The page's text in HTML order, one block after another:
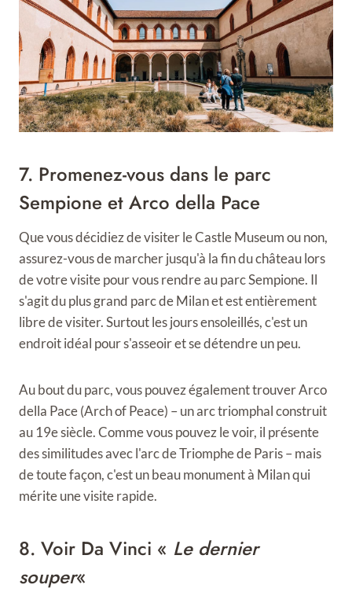
7. Promenez-vous dans le parc
Sempione et Arco della Pace
Que vous décidiez de visiter le Castle Museum ou non,
assurez-vous de marcher jusqu'à la fin du château lors
de votre visite pour vous rendre au parc Sempione. Il
s'agit du plus grand parc de Milan et est entièrement
libre de visiter. Surtout les jours ensoleillés, c'est un
endroit idéal pour s'asseoir et se détendre un peu.
Au bout du parc, vous pouvez également trouver Arco
della Pace (Arch of Peace) – un arc triomphal construit
au 19e siècle. Comme vous pouvez le voir, il présente
des similitudes avec l'arc de Triomphe de Paris – mais
de toute façon, c'est un beau monument à Milan qui
mérite une visite rapide.
8. Voir Da Vinci « Le dernier
souper«